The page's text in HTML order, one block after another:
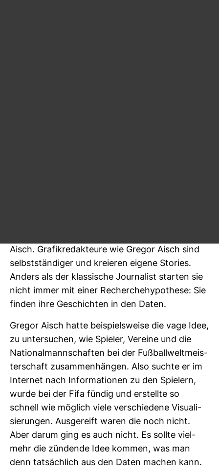
Aisch. Gra­fik­re­dak­teure wie Gregor Aisch sind
selbst­stän­diger und kre­ieren eigene Sto­ries.
Anders als der klas­si­sche Jour­na­list starten sie
nicht immer mit einer Recher­che­hy­po­these: Sie
finden ihre Geschichten in den Daten.
Gregor Aisch hatte bei­spiels­weise die vage Idee,
zu unter­su­chen, wie Spieler, Ver­eine und die
Natio­nal­mann­schaften bei der Fuß­ball­welt­meis­
ter­schaft zusam­men­hängen. Also suchte er im
Internet nach Infor­ma­tionen zu den Spie­lern,
wurde bei der Fifa fündig und erstellte so
schnell wie mög­lich viele ver­schie­dene Visua­li­
sie­rungen. Aus­ge­reift waren die noch nicht.
Aber darum ging es auch nicht. Es sollte viel­
mehr die zün­dende Idee kommen, was man
denn tat­säch­lich aus den Daten machen kann.